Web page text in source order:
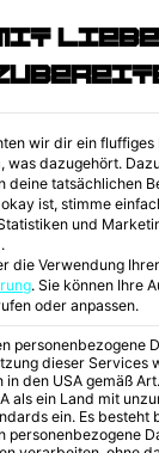
Liebe
wir dir ein fluffiges
was dazugehört.
deine tatsächlichen
ist, stimme
und
die Verwendung
. Sie können Ihre
oder anpassen.
personenbezogene
dieser Services
den USA gemäß
als ein Land mit
ein. Es besteht
personenbezogene